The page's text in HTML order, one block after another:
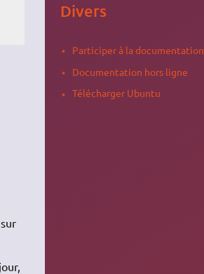
Divers
Participer à la documentation
Documentation hors ligne
Télécharger Ubuntu